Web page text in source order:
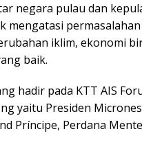
negara pulau dan
iklim, ekonomi
baik.
hadir pada KTT AIS
yaitu Presiden
Príncipe, Perdana